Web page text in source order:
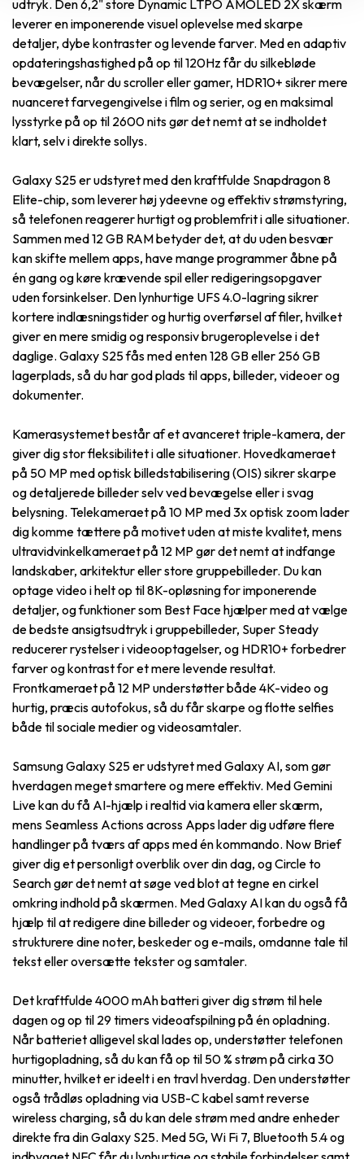
udtryk. Den 6,2" store Dynamic LTPO AMOLED 2X skærm
leverer en imponerende visuel oplevelse med skarpe
detaljer, dybe kontraster og levende farver. Med en adaptiv
opdateringshastighed på op til 120Hz får du silkebløde
bevægelser, når du scroller eller gamer, HDR10+ sikrer mere
nuanceret farvegengivelse i film og serier, og en maksimal
lysstyrke på op til 2600 nits gør det nemt at se indholdet
klart, selv i direkte sollys.
Galaxy S25 er udstyret med den kraftfulde Snapdragon 8
Elite-chip, som leverer høj ydeevne og effektiv strømstyring,
så telefonen reagerer hurtigt og problemfrit i alle situationer.
Sammen med 12 GB RAM betyder det, at du uden besvær
kan skifte mellem apps, have mange programmer åbne på
én gang og køre krævende spil eller redigeringsopgaver
uden forsinkelser. Den lynhurtige UFS 4.0-lagring sikrer
kortere indlæsningstider og hurtig overførsel af filer, hvilket
giver en mere smidig og responsiv brugeroplevelse i det
daglige. Galaxy S25 fås med enten 128 GB eller 256 GB
lagerplads, så du har god plads til apps, billeder, videoer og
dokumenter.
Kamerasystemet består af et avanceret triple-kamera, der
giver dig stor fleksibilitet i alle situationer. Hovedkameraet
på 50 MP med optisk billedstabilisering (OIS) sikrer skarpe
og detaljerede billeder selv ved bevægelse eller i svag
belysning. Telekameraet på 10 MP med 3x optisk zoom lader
dig komme tættere på motivet uden at miste kvalitet, mens
ultravidvinkelkameraet på 12 MP gør det nemt at indfange
landskaber, arkitektur eller store gruppebilleder. Du kan
optage video i helt op til 8K-opløsning for imponerende
detaljer, og funktioner som Best Face hjælper med at vælge
de bedste ansigtsudtryk i gruppebilleder, Super Steady
reducerer rystelser i videooptagelser, og HDR10+ forbedrer
farver og kontrast for et mere levende resultat.
Frontkameraet på 12 MP understøtter både 4K-video og
hurtig, præcis autofokus, så du får skarpe og flotte selfies
både til sociale medier og videosamtaler.
Samsung Galaxy S25 er udstyret med Galaxy AI, som gør
hverdagen meget smartere og mere effektiv. Med Gemini
Live kan du få AI-hjælp i realtid via kamera eller skærm,
mens Seamless Actions across Apps lader dig udføre flere
handlinger på tværs af apps med én kommando. Now Brief
giver dig et personligt overblik over din dag, og Circle to
Search gør det nemt at søge ved blot at tegne en cirkel
omkring indhold på skærmen. Med Galaxy AI kan du også få
hjælp til at redigere dine billeder og videoer, forbedre og
strukturere dine noter, beskeder og e-mails, omdanne tale til
tekst eller oversætte tekster og samtaler.
Det kraftfulde 4000 mAh batteri giver dig strøm til hele
dagen og op til 29 timers videoafspilning på én opladning.
Når batteriet alligevel skal lades op, understøtter telefonen
hurtigopladning, så du kan få op til 50 % strøm på cirka 30
minutter, hvilket er ideelt i en travl hverdag. Den understøtter
også trådløs opladning via USB-C kabel samt reverse
wireless charging, så du kan dele strøm med andre enheder
direkte fra din Galaxy S25. Med 5G, Wi Fi 7, Bluetooth 5.4 og